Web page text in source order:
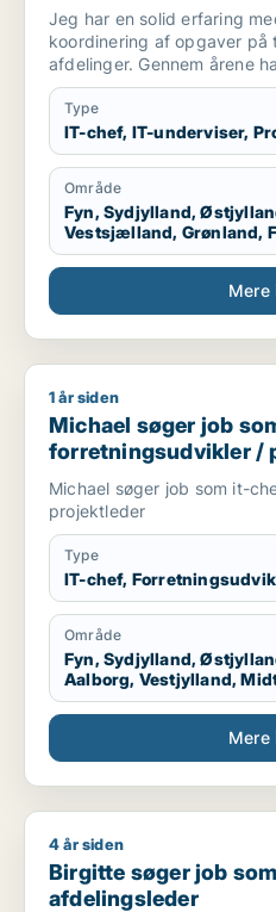
Jeg har en solid erfaring
koordinering af opgaver
afdelinger. Gennem årene
kompetencer inden for
samarbejde med både
forretningsmæssige
implementering af
Mine styrker ligger især i
overblikket, skabe
samarbejdsrelationer. Jeg
ansvarsfuldt og har let ved
systemer, arbejdsgange og
Jeg søger en stilling, hvor
resultater. Det er vigtigt for
arbejdsplads, hvor
udvikling er i fokus.
Type
IT-chef, IT-underviser,
Område
Fyn, Sydjylland,
Vestsjælland, Grønland,
Mere
Michael søger job som it-
1 år siden
Michael søger job
forretningsudvikler /
Michael søger job som it-
projektleder
Type
IT-chef,
Område
Fyn, Sydjylland,
Aalborg, Vestjylland,
Mere
Birgitte søger job som
4 år siden
Birgitte søger job
afdelingsleder